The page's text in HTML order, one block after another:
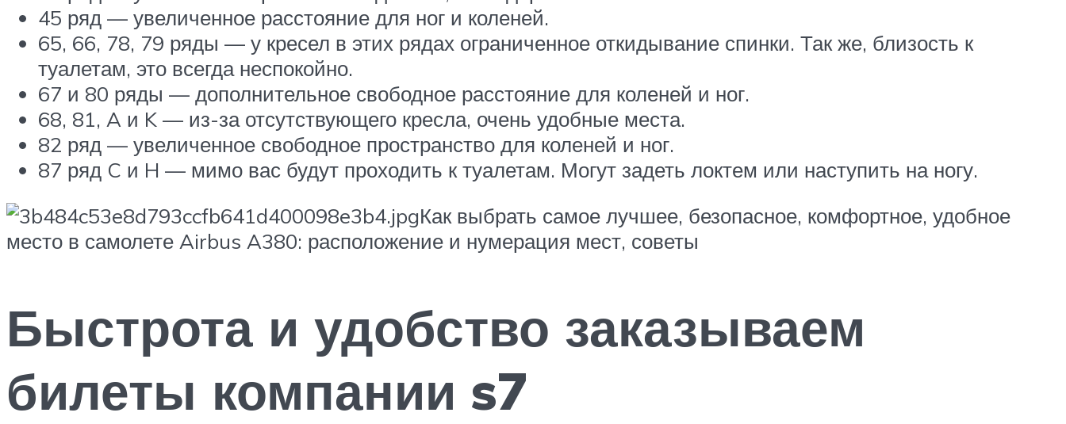
45 ряд — увеличенное расстояние для ног и коленей.
65, 66, 78, 79 ряды — у кресел в этих рядах ограниченное откидывание спинки. Так же, близость к
туалетам, это всегда неспокойно.
67 и 80 ряды — дополнительное свободное расстояние для коленей и ног.
68, 81, A и K — из-за отсутствующего кресла, очень удобные места.
82 ряд — увеличенное свободное пространство для коленей и ног.
87 ряд C и H — мимо вас будут проходить к туалетам. Могут задеть локтем или наступить на ногу.
Как выбрать самое лучшее, безопасное, комфортное, удобное
место в самолете Airbus A380: расположение и нумерация мест, советы
Быстрота и удобство заказываем
билеты компании s7